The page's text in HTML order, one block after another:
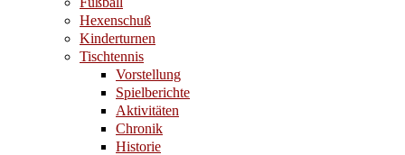
Hexenschuß
Kinderturnen
Tischtennis
Vorstellung
Spielberichte
Aktivitäten
Chronik
Historie